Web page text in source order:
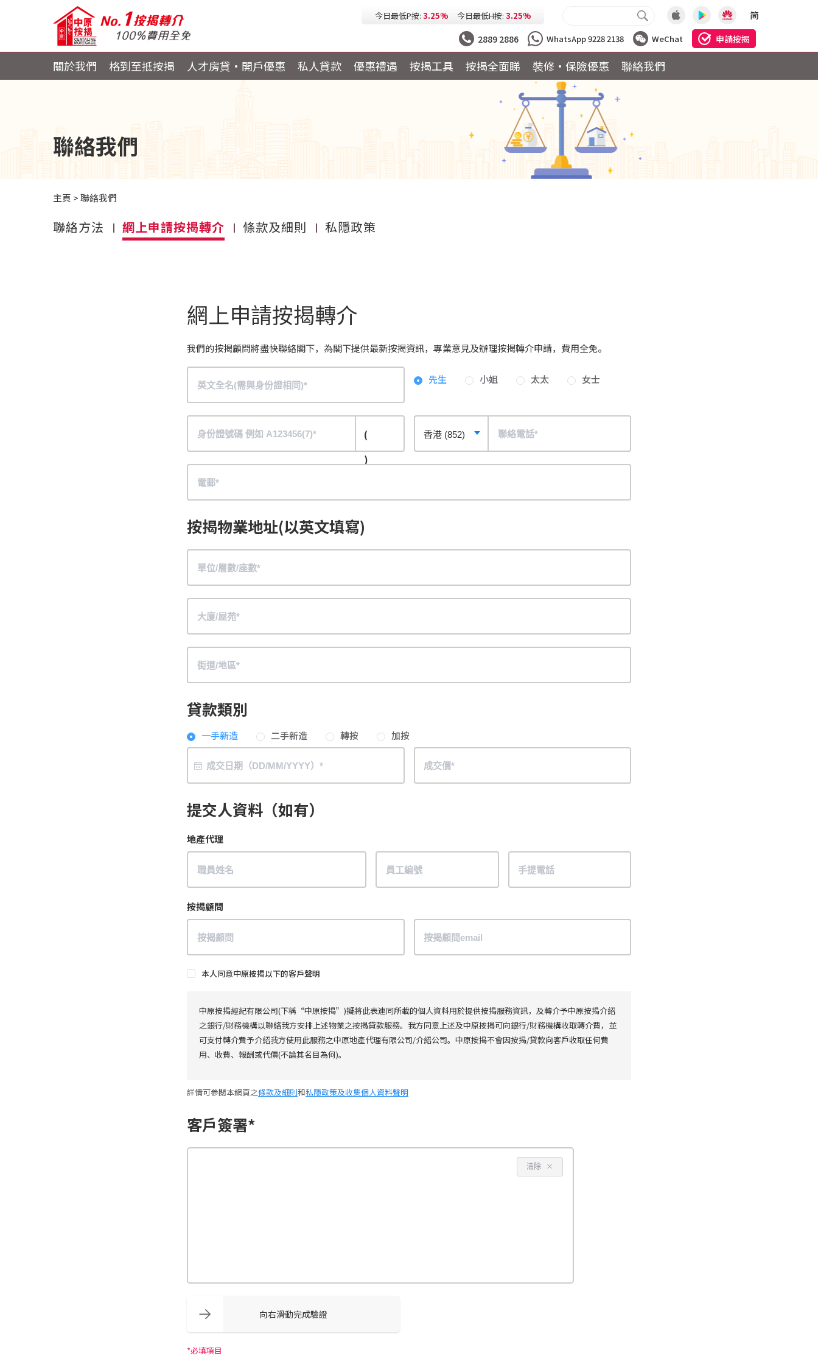
今日最低按息:2.73% 一個月HIBOR:2.61%
今日最低H按: 3.25%
简
2889 2886 WhatsApp 9228 2138 WeChat 申請按揭
關於我們 格到至抵按揭 人才房貸・開戶優惠 私人貸款 優惠禮遇 按揭工具 按揭全面睇 裝修·保險優惠 聯絡我們
聯絡我們
主頁 >聯絡我們
聯絡方法 網上申請按揭轉介 條款及細則 私隱政策
網上申請按揭轉介
我們的按揭顧問將盡快聯絡閣下，為閣下提供最新按揭資訊，專業意見及辦理按揭轉介申請，費用全免。
先生 小姐 太太 女士
(
)
按揭物業地址(以英文填寫)
貸款類別
一手新造 二手新造 轉按 加按
提交人資料（如有）
地產代理
按揭顧問
本人同意中原按揭以下的客戶聲明
中原按揭經紀有限公司(下稱“中原按揭”)擬將此表連同所載的個人資料用於提供按揭服務資訊，及轉介予中原按揭介紹
之銀行/財務機構以聯絡我方安排上述物業之按揭貸款服務。我方同意上述及中原按揭可向銀行/財務機構收取轉介費，並
可支付轉介費予介紹我方使用此服務之中原地產代理有限公司/介紹公司。中原按揭不會因按揭/貸款向客戶收取任何費
用、收費、報酬或代價(不論其名目為何)。
詳情可參閲本網頁之條款及細則和私隱政策及收集個人資料聲明
客戶簽署*
清除
向右滑動完成驗證
*必填項目